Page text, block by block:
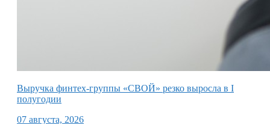
Выручка финтех-группы «СВОЙ» резко выросла в I
полугодии
07 августа, 2026